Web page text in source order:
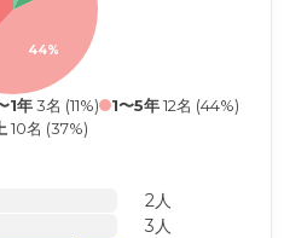
44%
1年3名 (11%) 1〜5年12名 (44%)
10名 (37%)
2人
3人